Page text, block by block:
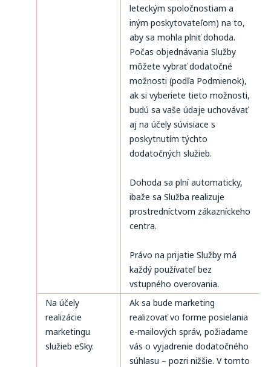
leteckým spoločnostiam a
iným poskytovateľom) na to,
aby sa mohla plniť dohoda.
Počas objednávania Služby
môžete vybrať dodatočné
možnosti (podľa Podmienok),
ak si vyberiete tieto možnosti,
budú sa vaše údaje uchovávať
aj na účely súvisiace s
poskytnutím týchto
dodatočných služieb.
Dohoda sa plní automaticky,
ibaže sa Služba realizuje
prostredníctvom zákazníckeho
centra.
Právo na prijatie Služby má
každý používateľ bez
vstupného overovania.
Na účely
realizácie
marketingu
služieb eSky.
Ak sa bude marketing
realizovať vo forme posielania
e-mailových správ, požiadame
vás o vyjadrenie dodatočného
súhlasu – pozri nižšie. V tomto